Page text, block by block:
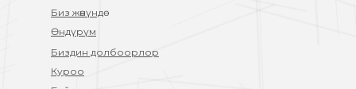
Биз жөнүндө
Өндүрүм
Биздин долбоорлор
Куроо